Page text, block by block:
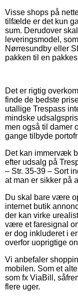
Visse shops på
tilfælde er det kun
sum. Derudover
leveringsmodel,
Nørresundby eller
pakken til en
Det er rigtig
finde de bedste
utallige Trespass
mindske
men også til damer
gange tilbyde
Det kan immervæk
efter udsalg på
– Str. 35-39 – Sort
at man er sikker på
Du skal bare være
internet butik
der kan virke
være et faresignal
er dog inkluderet i
overfor uoprigtige
Vi anbefaler
mobilen. Som et
som fx ViaBill,
flere uger.